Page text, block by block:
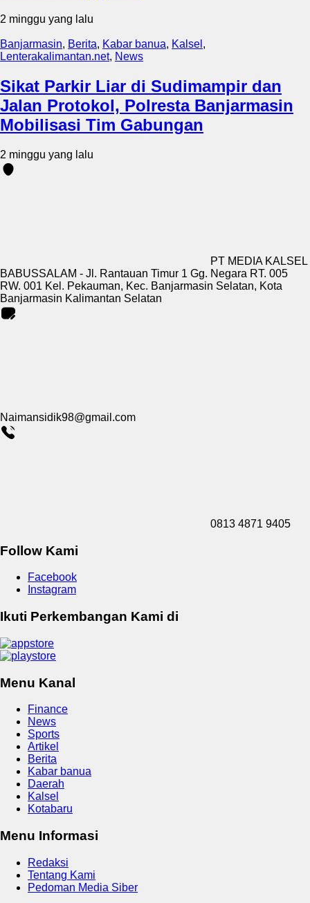
2 minggu yang lalu
Banjarmasin, Berita, Kabar banua, Kalsel ,
Lenterakalimantan.net, News
Sikat Parkir Liar di Sudimampir dan
Jalan Protokol, Polresta Banjarmasin
Mobilisasi Tim Gabungan
2 minggu yang lalu
PT MEDIA KALSEL
BABUSSALAM - Jl. Rantauan Timur 1 Gg. Negara RT. 005
RW. 001 Kel. Pekauman, Kec. Banjarmasin Selatan, Kota
Banjarmasin Kalimantan Selatan
Naimansidik98@gmail.com
0813 4871 9405
Follow Kami
Facebook
Instagram
Ikuti Perkembangan Kami di
Menu Kanal
Finance
News
Sports
Artikel
Berita
Kabar banua
Daerah
Kalsel
Kotabaru
Menu Informasi
Redaksi
Tentang Kami
Pedoman Media Siber